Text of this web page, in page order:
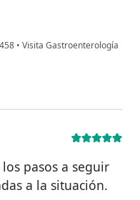
• Visita Gastroenterología
pasos a seguir
a la situación.